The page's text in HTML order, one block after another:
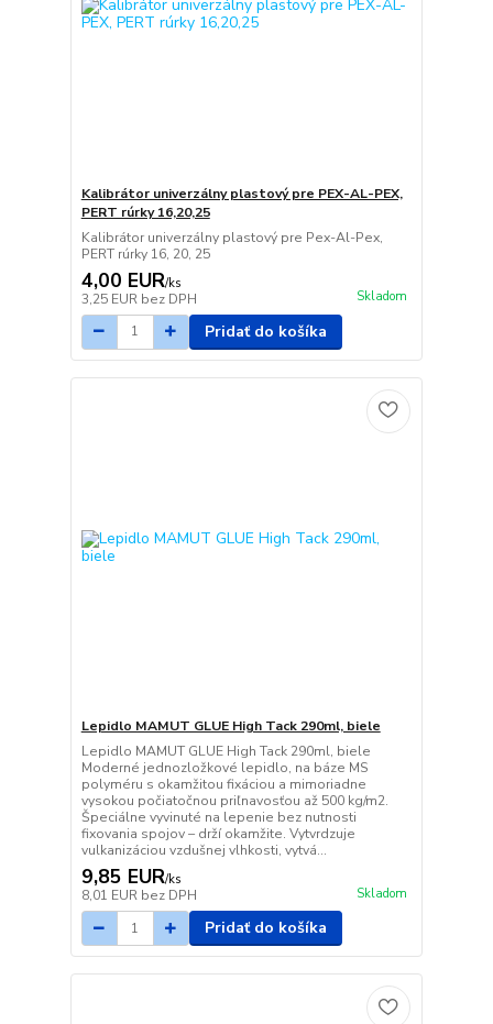
Kalibrátor univerzálny plastový pre PEX-AL-PEX,
PERT rúrky 16,20,25
Kalibrátor univerzálny plastový pre Pex-Al-Pex,
PERT rúrky 16, 20, 25
4,00 EUR/ks
3,25 EUR bez DPH Skladom
Pridať do košíka
Lepidlo MAMUT GLUE High Tack 290ml, biele
Lepidlo MAMUT GLUE High Tack 290ml, biele
Moderné jednozložkové lepidlo, na báze MS
polyméru s okamžitou fixáciou a mimoriadne
vysokou počiatočnou priľnavosťou až 500 kg/m2.
Špeciálne vyvinuté na lepenie bez nutnosti
fixovania spojov – drží okamžite. Vytvrdzuje
vulkanizáciou vzdušnej vlhkosti, vytvá...
9,85 EUR/ks
8,01 EUR bez DPH Skladom
Pridať do košíka